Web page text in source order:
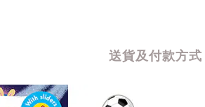
送貨及付款方式